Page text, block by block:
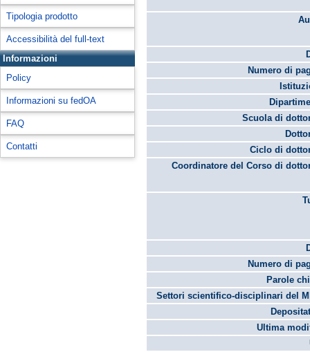
Tipologia prodotto
Accessibilità del full-text
Informazioni
Policy
Informazioni su fedOA
FAQ
Contatti
Numero di
Scuola di
Ciclo di
Coordinatore del Corso di
Numero di
Parole
Settori scientifico-disciplinari del
Ultima